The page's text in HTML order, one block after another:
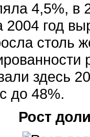
4,5%, в
год
столь
здесь
до 48%.
Рост